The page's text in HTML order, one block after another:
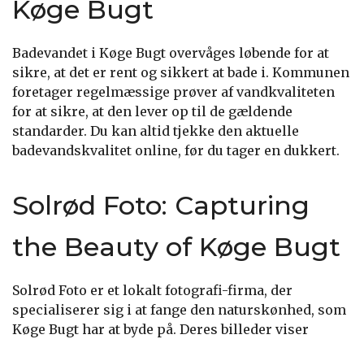
Køge Bugt
Badevandet i Køge Bugt overvåges løbende for at
sikre, at det er rent og sikkert at bade i. Kommunen
foretager regelmæssige prøver af vandkvaliteten
for at sikre, at den lever op til de gældende
standarder. Du kan altid tjekke den aktuelle
badevandskvalitet online, før du tager en dukkert.
Solrød Foto: Capturing
the Beauty of Køge Bugt
Solrød Foto er et lokalt fotografi-firma, der
specialiserer sig i at fange den naturskønhed, som
Køge Bugt har at byde på. Deres billeder viser